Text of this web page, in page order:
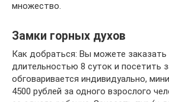
множество.
Замки горных духов
Как добраться: Вы можете заказать
длительностью 8 суток и посетить
обговаривается индивидуально,
4500 рублей за одного взрослого